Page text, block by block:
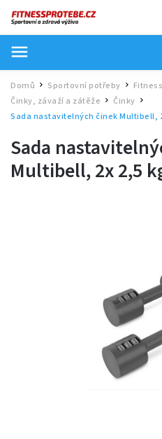
Domů / Sportovní potřeby
Činky, závaží a zátěže / Činky
Sada nastavitelných činek Multibell,
Sada
Multibell, 2x 2,5